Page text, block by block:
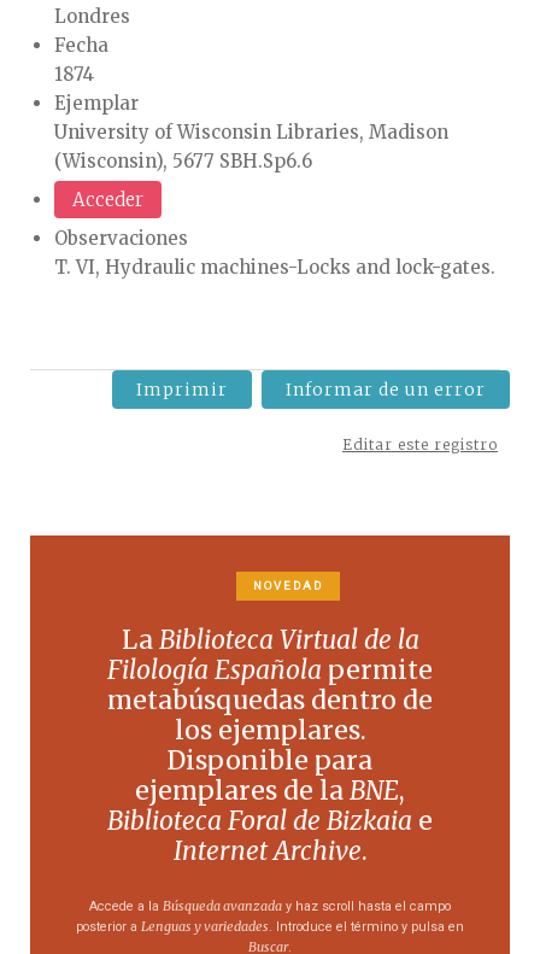
Londres
Fecha
1874
Ejemplar
University of Wisconsin Libraries, Madison
(Wisconsin), 5677 SBH.Sp6.6
Acceder
Observaciones
T. VI, Hydraulic machines-Locks and lock-gates.
Imprimir Informar de un error
Editar este registro
NOVEDAD
LaBiblioteca Virtual de la
Filología Española permite
metabúsquedas dentro de
los ejemplares.
Disponible para
ejemplares de laBNE,
Biblioteca Foral de Bizkaia e
Internet Archive.
Accede a la Búsqueda avanzada y haz scroll hasta el campo
posterior a Lenguas y variedades . Introduce el término y pulsa en
Buscar.